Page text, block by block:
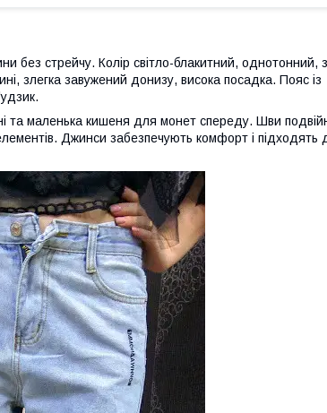
без стрейчу. Колір світло-блакитний, однотонний, з
злегка завужений донизу, висока посадка. Пояс із
та маленька кишеня для монет спереду. Шви
Джинси забезпечують комфорт і підходять